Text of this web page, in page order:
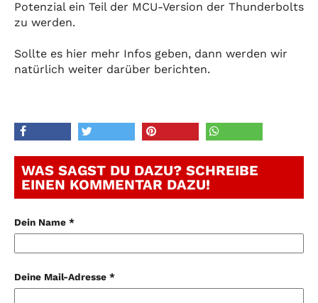
Potenzial ein Teil der MCU-Version der Thunderbolts
zu werden.
Sollte es hier mehr Infos geben, dann werden wir
natürlich weiter darüber berichten.
WAS SAGST DU DAZU? SCHREIBE
EINEN KOMMENTAR DAZU!
Dein Name *
Deine Mail-Adresse *